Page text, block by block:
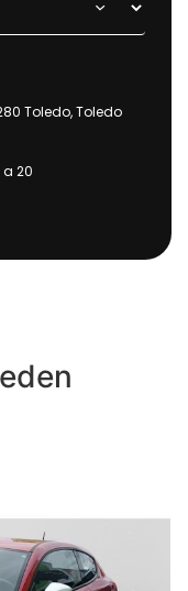
Toledo, Toledo
a 20